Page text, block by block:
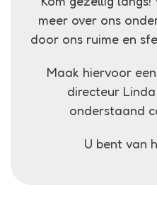
meer over ons
door ons ruime en
Maak hiervoor
directeur
onderstaand
U bent van